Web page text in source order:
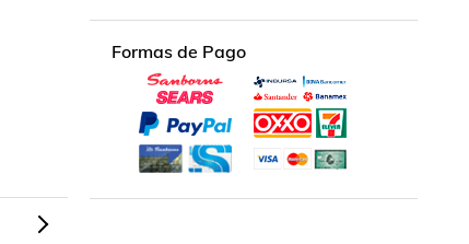
Formas de Pago